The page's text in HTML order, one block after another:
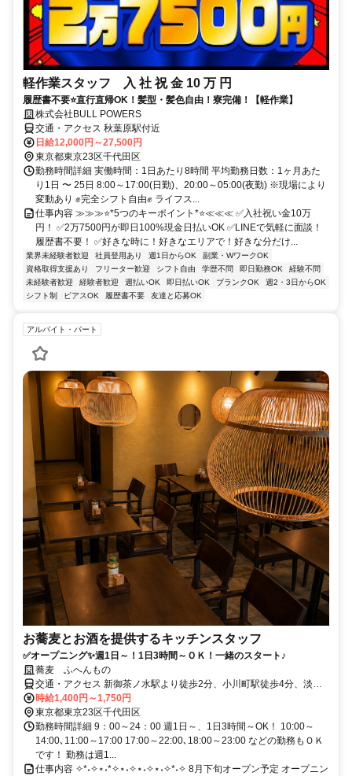
軽作業スタッフ 入 社 祝 金 10 万 円
履歴書不要⭐直行直帰OK！髪型・髪色自由！寮完備！【軽作業】
株式会社BULL POWERS
交通・アクセス 秋葉原駅付近
日給12,000円～27,500円
東京都東京23区千代田区
勤務時間詳細 実働時間：1日あたり8時間 平均勤務日数：1ヶ月あた
り1日 〜 25日 8:00～17:00(日勤)、20:00～05:00(夜勤) ※現場により
変動あり ✊完全シフト自由✊ ライフス...
仕事内容 ≫≫≫⭐*5つのキーポイント*⭐≪≪≪ ✅入社祝い金10万
円！ ✅2万7500円が即日100%現金日払いOK ✅LINEで気軽に面談！
履歴書不要！ ✅好きな時に！好きなエリアで！好きな分だけ...
業界未経験者歓迎 社員登用あり 週1日からOK
副業・WワークOK
資格取得支援あり
フリーター歓迎 シフト自由 学歴不問 即日勤務OK
経験不問
未経験者歓迎
経験者歓迎 週払いOK 即日払いOK ブランクOK
週2・3日からOK
シフト制
ピアスOK 履歴書不要 友達と応募OK
アルバイト・パート
お蕎麦とお酒を提供するキッチンスタッフ
✅オープニング✨週1日～！1日3時間～ＯＫ！一緒のスタート♪
蕎麦 ふへんもの
交通・アクセス 新御茶ノ水駅より徒歩2分、小川町駅徒歩4分、淡路
町駅徒歩6分
時給1,400円～1,750円
東京都東京23区千代田区
勤務時間詳細 9：00～24：00 週1日～、1日3時間～OK！ 10:00～
14:00､11:00～17:00 17:00～22:00､18:00～23:00 などの勤務もＯＫ
です！ 勤務は週1...
仕事内容 ✧*˖✧⋆˖*✧⋆˖✧⋆˖✧⋆˖✧*˖✧ 8月下旬オープン予定 オープニン